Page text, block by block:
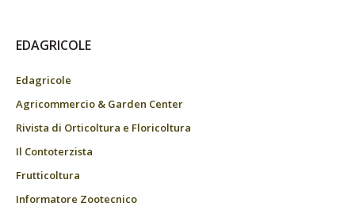
EDAGRICOLE
Edagricole
Agricommercio & Garden Center
Rivista di Orticoltura e Floricoltura
Il Contoterzista
Frutticoltura
Informatore Zootecnico